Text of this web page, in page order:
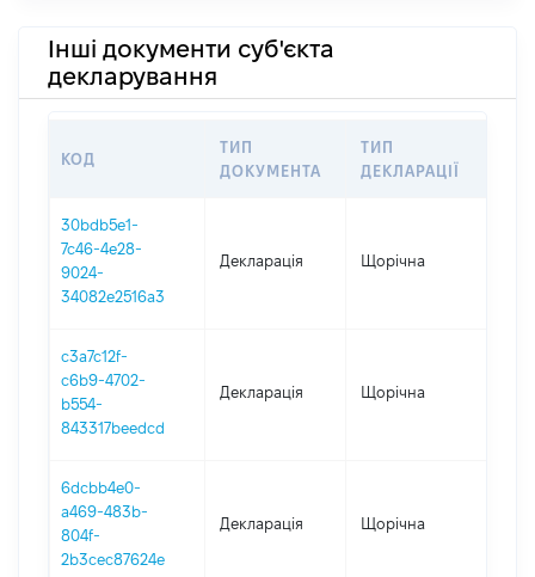
Інші документи суб'єкта
декларування
КОД
ТИП
ДОКУМЕНТА
ТИП
ДЕКЛАРАЦІЇ
30bdb5e1-
7c46-4e28-
9024-
34082e2516a3
Декларація Щорічна
c3a7c12f-
c6b9-4702-
b554-
843317beedcd
Декларація Щорічна
6dcbb4e0-
a469-483b-
804f-
2b3cec87624e
Декларація Щорічна